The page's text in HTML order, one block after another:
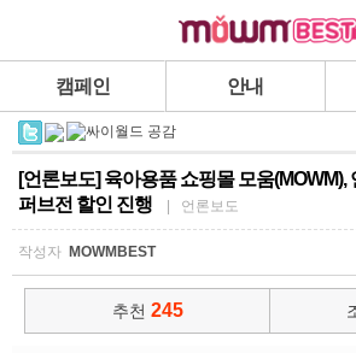
캠페인 안내
[언론보도] 육아용품 쇼핑몰 모움(MOWM),
퍼브전 할인 진행
| 언론보도
작성자 MOWMBEST
추천 245